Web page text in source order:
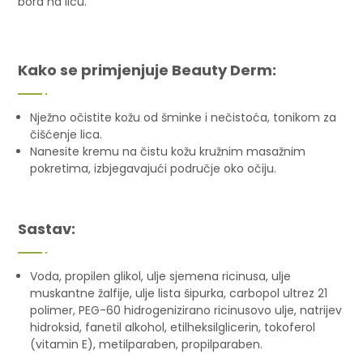
Kako se primjenjuje Beauty Derm:
Nježno očistite kožu od šminke i nečistoća, tonikom za
čišćenje lica.
Nanesite kremu na čistu kožu kružnim masažnim
pokretima, izbjegavajući područje oko očiju.
Sastav:
Voda, propilen glikol, ulje sjemena ricinusa, ulje
muskantne žalfije, ulje lista šipurka, carbopol ultrez 21
polimer, PEG-60 hidrogenizirano ricinusovo ulje, natrijev
hidroksid, fanetil alkohol, etilheksilglicerin, tokoferol
(vitamin E), metilparaben, propilparaben.